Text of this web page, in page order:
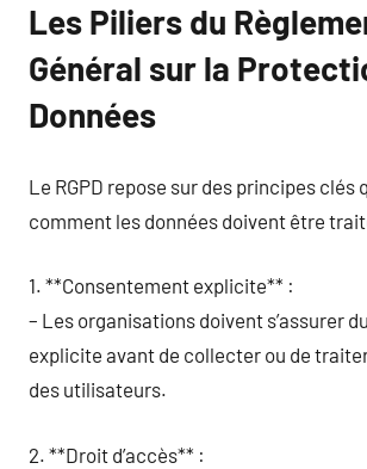
Les Piliers du
Général sur la
Données
Le RGPD repose sur des principes clés
comment les données doivent être
1. **Consentement explicite** :
– Les organisations doivent s’assurer
explicite avant de collecter ou de
des utilisateurs.
2. **Droit d’accès** :